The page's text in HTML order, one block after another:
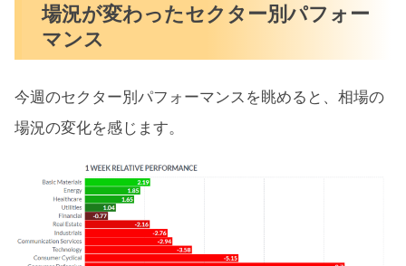
場況が変わったセクター別パフォー
マンス
今週のセクター別パフォーマンスを眺めると、相場の
場況の変化を感じます。